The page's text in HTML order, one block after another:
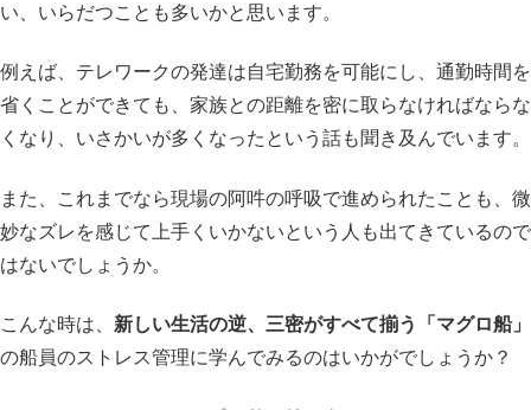
い、いらだつことも多いかと思います。
例えば、テレワークの発達は自宅勤務を可能にし、通勤時間を
省くことができても、家族との距離を密に取らなければならな
くなり、いさかいが多くなったという話も聞き及んでいます。
また、これまでなら現場の阿吽の呼吸で進められたことも、微
妙なズレを感じて上手くいかないという人も出てきているので
はないでしょうか。
こんな時は、 新しい生活の逆、三密がすべて揃う「マグロ船」
の船員のストレス管理に学んでみるのはいかがでしょうか？